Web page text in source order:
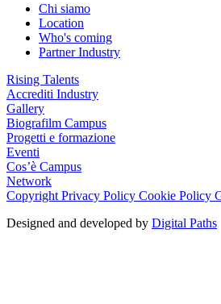
Chi siamo
Location
Who's coming
Partner Industry
Rising Talents
Accrediti Industry
Gallery
Biografilm Campus
Progetti e formazione
Eventi
Cos’è Campus
Network
Copyright Privacy Policy Cookie Policy
Designed and developed by Digital Paths